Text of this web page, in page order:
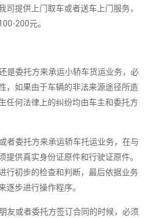
司提供上门取车或者送车上门服务，
200元。
委托方来承运小轿车货运业务，必
，如果由于车辆的非法来源途径所造
任何法律上的纠纷均由车主和委托方
委托方来承运轿车托运业务，在与
提供真实身份证原件和行驶证原件。
行初步的检查和判断，最后依据业务
逐步进行操作程序。
或者委托方签订合同的时候，必须